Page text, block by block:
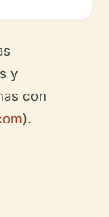
y
con
).